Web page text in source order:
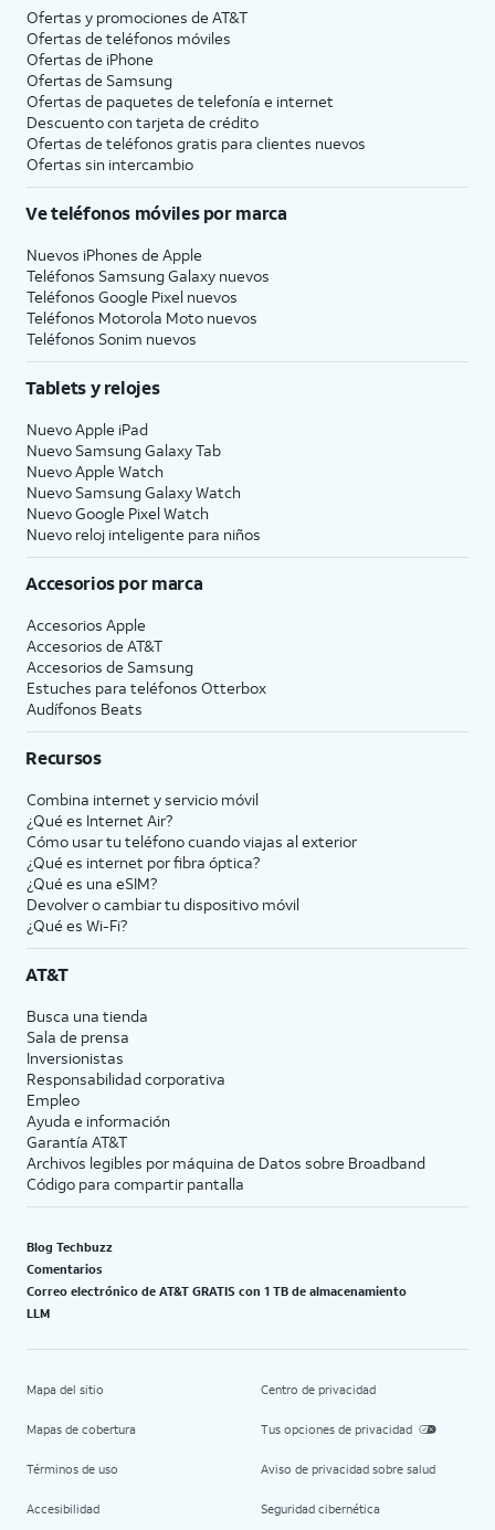
Ofertas y promociones de AT&T
Ofertas de teléfonos móviles
Ofertas de iPhone
Ofertas de Samsung
Ofertas de paquetes de telefonía e internet
Descuento con tarjeta de crédito
Ofertas de teléfonos gratis para clientes nuevos
Ofertas sin intercambio
Ve teléfonos móviles por marca
Nuevos iPhones de Apple
Teléfonos Samsung Galaxy nuevos
Teléfonos Google Pixel nuevos
Teléfonos Motorola Moto nuevos
Teléfonos Sonim nuevos
Tablets y relojes
Nuevo Apple iPad
Nuevo Samsung Galaxy Tab
Nuevo Apple Watch
Nuevo Samsung Galaxy Watch
Nuevo Google Pixel Watch
Nuevo reloj inteligente para niños
Accesorios por marca
Accesorios Apple
Accesorios de AT&T
Accesorios de Samsung
Estuches para teléfonos Otterbox
Audífonos Beats
Recursos
Combina internet y servicio móvil
¿Qué es Internet Air?
Cómo usar tu teléfono cuando viajas al exterior
¿Qué es internet por fibra óptica?
¿Qué es una eSIM?
Devolver o cambiar tu dispositivo móvil
¿Qué es Wi-Fi?
AT&T
Busca una tienda
Sala de prensa
Inversionistas
Responsabilidad corporativa
Empleo
Ayuda e información
Garantía AT&T
Archivos legibles por máquina de Datos sobre Broadband
Código para compartir pantalla
Blog Techbuzz
Comentarios
Correo electrónico de AT&T GRATIS con 1 TB de almacenamiento
LLM
Mapa del sitio
Mapas de cobertura
Términos de uso
Accesibilidad
Centro de privacidad
Tus opciones de privacidad
Aviso de privacidad sobre salud
Seguridad cibernética